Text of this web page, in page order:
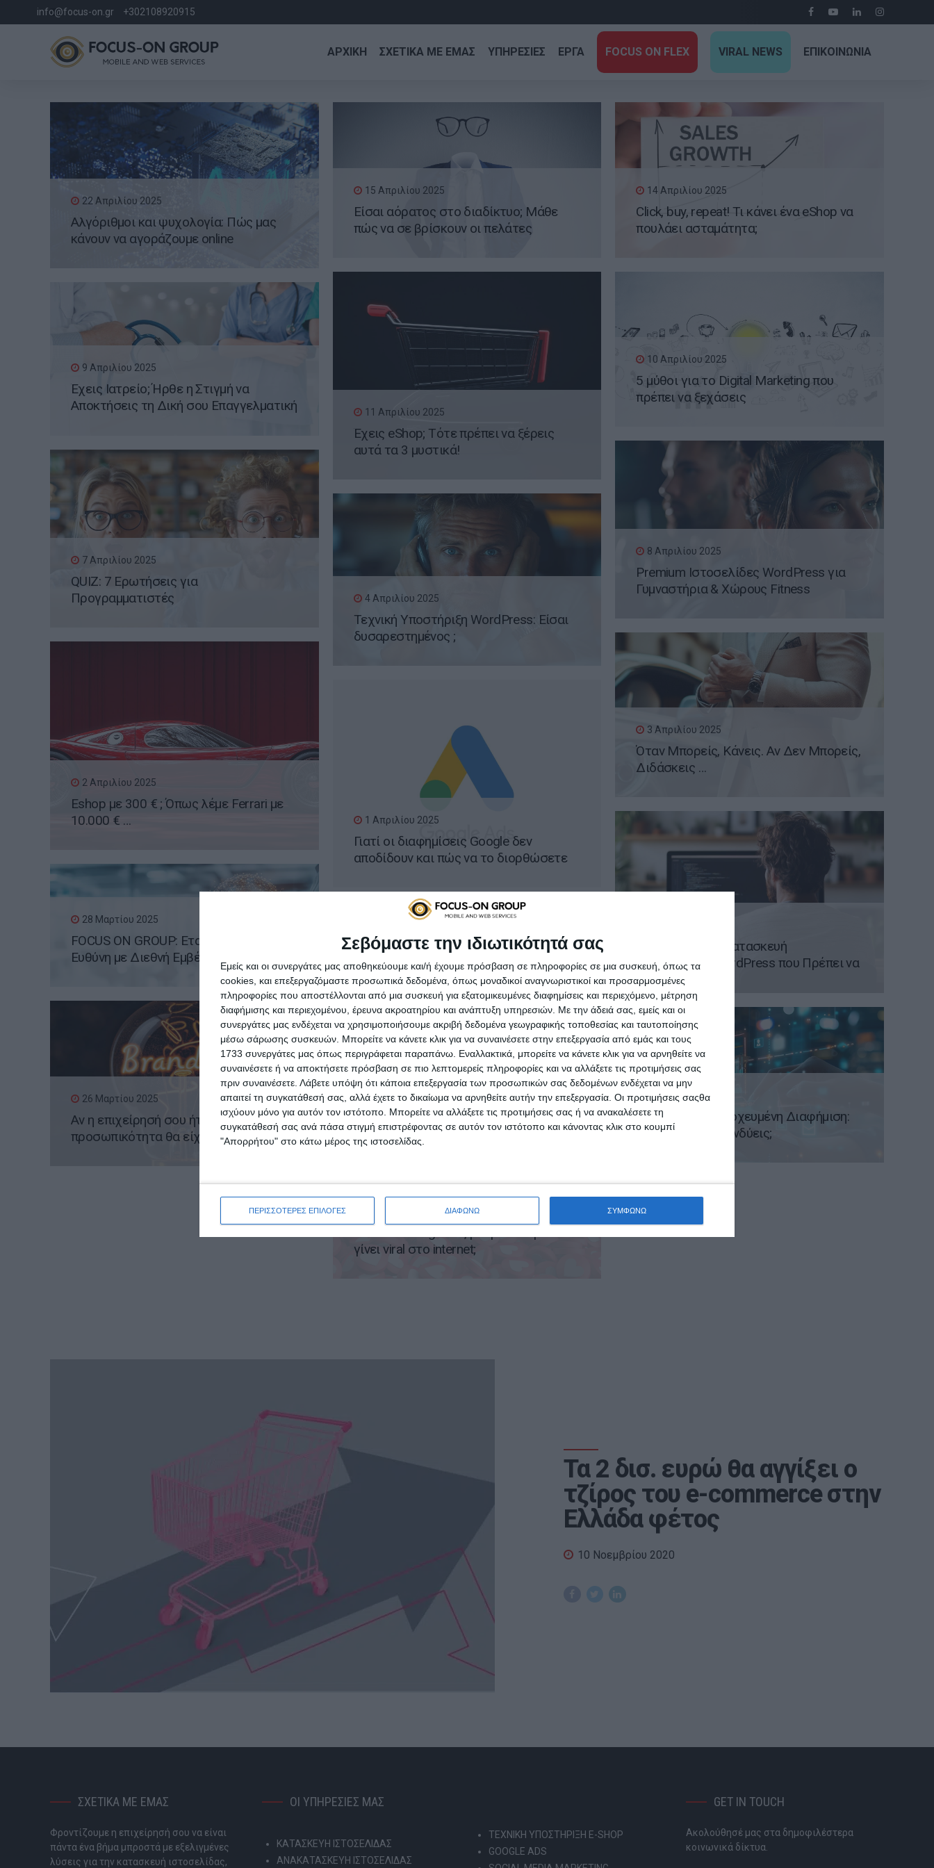
Σεβόμαστε την ιδιωτικότητά σας
Εμείς και οι συνεργάτες μας αποθηκεύουμε και/ή έχουμε πρόσβαση σε πληροφορίες σε μια συσκευή, όπως τα
cookies, και επεξεργαζόμαστε προσωπικά δεδομένα, όπως μοναδικοί αναγνωριστικοί και προσαρμοσμένες
πληροφορίες που αποστέλλονται από μια συσκευή για εξατομικευμένες διαφημίσεις και περιεχόμενο, μέτρηση
διαφήμισης και περιεχομένου, έρευνα ακροατηρίου και ανάπτυξη υπηρεσιών. Με την άδειά σας, εμείς και οι
συνεργάτες μας ενδέχεται να χρησιμοποιήσουμε ακριβή δεδομένα γεωγραφικής τοποθεσίας και ταυτοποίησης
μέσω σάρωσης συσκευών. Μπορείτε να κάνετε κλικ για να συναινέσετε στην επεξεργασία από εμάς και τους
1733 συνεργάτες μας όπως περιγράφεται παραπάνω. Εναλλακτικά, μπορείτε να κάνετε κλικ για να αρνηθείτε να
συναινέσετε ή να αποκτήσετε πρόσβαση σε πιο λεπτομερείς πληροφορίες και να αλλάξετε τις προτιμήσεις σας
πριν συναινέσετε. Λάβετε υπόψη ότι κάποια επεξεργασία των προσωπικών σας δεδομένων ενδέχεται να μην
απαιτεί τη συγκατάθεσή σας, αλλά έχετε το δικαίωμα να αρνηθείτε αυτήν την επεξεργασία. Οι προτιμήσεις σαςθα
ισχύουν μόνο για αυτόν τον ιστότοπο. Μπορείτε να αλλάξετε τις προτιμήσεις σας ή να ανακαλέσετε τη
συγκατάθεσή σας ανά πάσα στιγμή επιστρέφοντας σε αυτόν τον ιστότοπο και κάνοντας κλικ στο κουμπί
"Απορρήτου" στο κάτω μέρος της ιστοσελίδας.
ΠΕΡΙΣΣΟΤΕΡΕΣ ΕΠΙΛΟΓΕΣ ΔΙΑΦΩΝΩ ΣΥΜΦΩΝΩ
info@focus-on.gr +302108920915
ΑΡΧΙΚΗ ΣΧΕΤΙΚΑ ΜΕ ΕΜΑΣ ΥΠΗΡΕΣΙΕΣ ΕΡΓΑ FOCUS ON FLEX VIRAL NEWS ΕΠΙΚΟΙΝΩΝΙΑ
22 Απριλίου 2025
Αλγόριθμοι και ψυχολογία: Πώς μας
κάνουν να αγοράζουμε online
15 Απριλίου 2025
Είσαι αόρατος στο διαδίκτυο; Μάθε
πώς να σε βρίσκουν οι πελάτες
14 Απριλίου 2025
Click, buy, repeat! Τι κάνει ένα eShop να
πουλάει ασταμάτητα;
11 Απριλίου 2025
Έχεις eShop; Τότε πρέπει να ξέρεις
αυτά τα 3 μυστικά!
10 Απριλίου 2025
5 μύθοι για το Digital Marketing που
πρέπει να ξεχάσεις
9 Απριλίου 2025
Έχεις Ιατρείο; Ήρθε η Στιγμή να
Αποκτήσεις τη Δική σου Επαγγελματική
8 Απριλίου 2025
Premium Ιστοσελίδες WordPress για
Γυμναστήρια & Χώρους Fitness
7 Απριλίου 2025
QUIZ: 7 Ερωτήσεις για
Προγραμματιστές
4 Απριλίου 2025
Τεχνική Υποστήριξη WordPress: Είσαι
δυσαρεστημένος ;
3 Απριλίου 2025
Όταν Μπορείς, Κάνεις. Αν Δεν Μπορείς,
Διδάσκεις …
2 Απριλίου 2025
Eshop με 300 € ; Όπως λέμε Ferrari με
10.000 € …
1 Απριλίου 2025
Γιατί οι διαφημίσεις Google δεν
αποδίδουν και πώς να το διορθώσετε
7+1 Λάθη στην Κατασκευή
Ιστοσελίδων WordPress που Πρέπει να
Αποφύγετε
28 Μαρτίου 2025
FOCUS ON GROUP: Εταιρική Κοινωνική
Ευθύνη με Διεθνή Εμβέλεια
27 Μαρτίου 2025
Γιατί οι ανταγωνιστές σου είναι
μπροστά – και πώς να τους ξεπεράσεις!
26 Μαρτίου 2025
Αν η επιχείρησή σου ήταν άτομο, τι
προσωπικότητα θα είχε;
24 Μαρτίου 2025
Boost Post vs Στοχευμένη Διαφήμιση:
Πληρώνεις ή Επενδύεις;
γίνει viral στο internet;
Τα 2 δισ. ευρώ θα αγγίξει ο
τζίρος του e-commerce στην
Ελλάδα φέτος
10 Νοεμβρίου 2020
ΣΧΕΤΙΚΑ ΜΕ ΕΜΑΣ
Φροντίζουμε η επιχείρησή σου να είναι
πάντα ένα βήμα μπροστά με εξελιγμένες
λύσεις για την κατασκευή ιστοσελίδας,
ΟΙ ΥΠΗΡΕΣΙΕΣ ΜΑΣ
ΚΑΤΑΣΚΕΥΗ ΙΣΤΟΣΕΛΙΔΑΣ
ΑΝΑΚΑΤΑΣΚΕΥΗ ΙΣΤΟΣΕΛΙΔΑΣ
ΤΕΧΝΙΚΗ ΥΠΟΣΤΗΡΙΞΗ E-SHOP
GOOGLE ADS
GET IN TOUCH
Ακολούθησέ μας στα δημοφιλέστερα
κοινωνικά δίκτυα.